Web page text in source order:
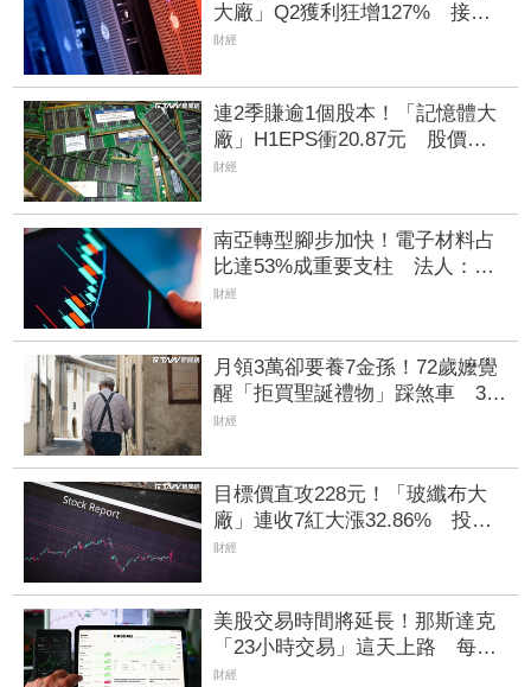
大廠」Q2獲利狂增127% 接單
動能強大EPS有望衝23元
財經
連2季賺逾1個股本！「記憶體大
廠」H1EPS衝20.87元 股價卻
殺至跌停鎖死
財經
南亞轉型腳步加快！電子材料占
比達53%成重要支柱 法人：泛
用塑化降至5成以下
財經
月領3萬卻要養7金孫！72歲嬤覺
醒「拒買聖誕禮物」踩煞車 3兒
女現實反應讓她心寒
財經
目標價直攻228元！「玻纖布大
廠」連收7紅大漲32.86% 投信
單周撒16.7億元、掃入近萬張
財經
美股交易時間將延長！那斯達克
「23小時交易」這天上路 每日
僅休市1小時
財經